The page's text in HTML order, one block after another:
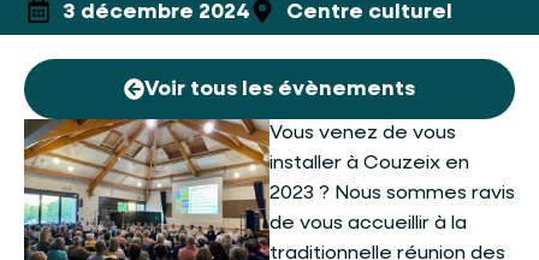
3 décembre 2024 Centre culturel
Voir tous les évènements
Vous venez de vous
installer à Couzeix en
2023 ? Nous sommes ravis
de vous accueillir à la
traditionnelle réunion des